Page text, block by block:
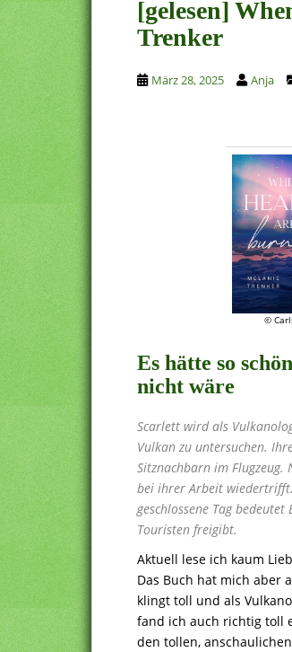
[gelesen]
Trenker
März 28, 2025 Anja
©
Es hätte so
nicht wäre
Scarlett wird als
Vulkan zu untersuchen.
Sitznachbarn im Flugzeug.
bei ihrer Arbeit
geschlossene Tag
Touristen freigibt.
Aktuell lese ich kaum
Das Buch hat mich aber
klingt toll und als
fand ich auch richtig toll
den tollen,